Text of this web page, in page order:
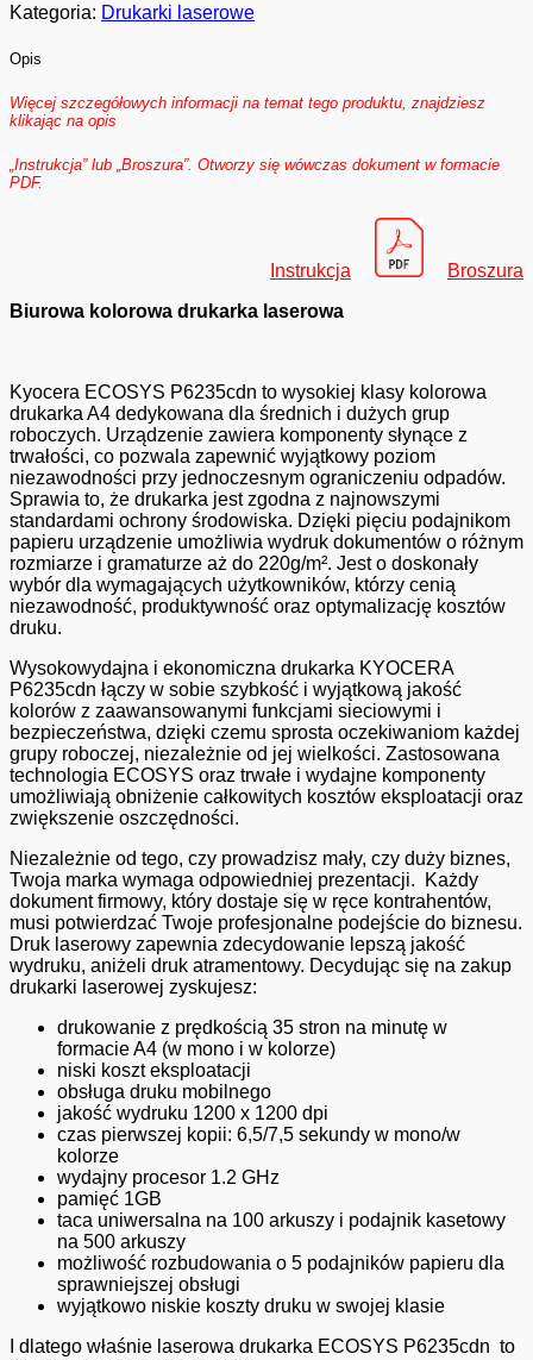
Kategoria: Drukarki laserowe
Opis
Więcej szczegółowych informacji na temat tego produktu, znajdziesz
klikając na opis
„Instrukcja” lub „Broszura”. Otworzy się wówczas dokument w formacie
PDF.
Instrukcja
Broszura
Biurowa kolorowa drukarka laserowa
Kyocera ECOSYS P6235cdn to wysokiej klasy kolorowa
drukarka A4 dedykowana dla średnich i dużych grup
roboczych. Urządzenie zawiera komponenty słynące z
trwałości, co pozwala zapewnić wyjątkowy poziom
niezawodności przy jednoczesnym ograniczeniu odpadów.
Sprawia to, że drukarka jest zgodna z najnowszymi
standardami ochrony środowiska. Dzięki pięciu podajnikom
papieru urządzenie umożliwia wydruk dokumentów o różnym
rozmiarze i gramaturze aż do 220g/m². Jest o doskonały
wybór dla wymagających użytkowników, którzy cenią
niezawodność, produktywność oraz optymalizację kosztów
druku.
Wysokowydajna i ekonomiczna drukarka KYOCERA
P6235cdn łączy w sobie szybkość i wyjątkową jakość
kolorów z zaawansowanymi funkcjami sieciowymi i
bezpieczeństwa, dzięki czemu sprosta oczekiwaniom każdej
grupy roboczej, niezależnie od jej wielkości. Zastosowana
technologia ECOSYS oraz trwałe i wydajne komponenty
umożliwiają obniżenie całkowitych kosztów eksploatacji oraz
zwiększenie oszczędności.
Niezależnie od tego, czy prowadzisz mały, czy duży biznes,
Twoja marka wymaga odpowiedniej prezentacji. Każdy
dokument firmowy, który dostaje się w ręce kontrahentów,
musi potwierdzać Twoje profesjonalne podejście do biznesu.
Druk laserowy zapewnia zdecydowanie lepszą jakość
wydruku, aniżeli druk atramentowy. Decydując się na zakup
drukarki laserowej zyskujesz:
drukowanie z prędkością 35 stron na minutę w
formacie A4 (w mono i w kolorze)
niski koszt eksploatacji
obsługa druku mobilnego
jakość wydruku 1200 x 1200 dpi
czas pierwszej kopii: 6,5/7,5 sekundy w mono/w
kolorze
wydajny procesor 1.2 GHz
pamięć 1GB
taca uniwersalna na 100 arkuszy i podajnik kasetowy
na 500 arkuszy
możliwość rozbudowania o 5 podajników papieru dla
sprawniejszej obsługi
wyjątkowo niskie koszty druku w swojej klasie
I dlatego właśnie laserowa drukarka ECOSYS P6235cdn to